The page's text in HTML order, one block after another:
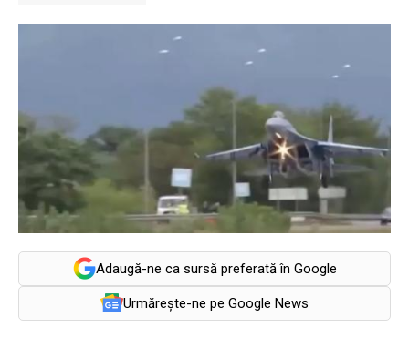
Adaugă-ne ca sursă preferată în Google
Urmărește-ne pe Google News